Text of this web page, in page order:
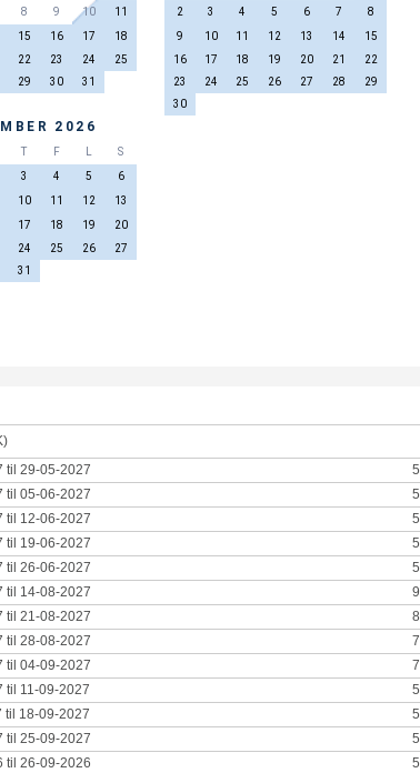
8
9 10
11
15
16 17
18
22
23 24
25
29
30 31
2
3 4 5 6 7
8
9
10 11 12 13 14
15
16
17 18 19 20 21
22
23
24 25 26 27 28
29
30
2026
T F
S
3
4 5
6
10
11 12
13
17
18 19
20
24
25 26
27
31
til 29-05-2027
til 05-06-2027
til 12-06-2027
til 19-06-2027
til 26-06-2027
til 14-08-2027
til 21-08-2027
til 28-08-2027
til 04-09-2027
til 11-09-2027
til 18-09-2027
til 25-09-2027
til 26-09-2026